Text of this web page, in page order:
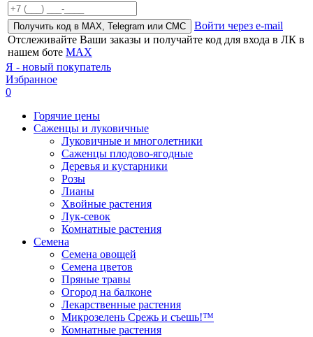
Получить код в MAX, Telegram или СМС
Войти через e-mail
Отслеживайте Ваши заказы и получайте код для входа в ЛК в
нашем боте MAX
Я - новый покупатель
Избранное
0
Горячие цены
Саженцы и луковичные
Луковичные и многолетники
Саженцы плодово-ягодные
Деревья и кустарники
Розы
Лианы
Хвойные растения
Лук-севок
Комнатные растения
Семена
Семена овощей
Семена цветов
Пряные травы
Огород на балконе
Лекарственные растения
Микрозелень Срежь и съешь!™
Комнатные растения